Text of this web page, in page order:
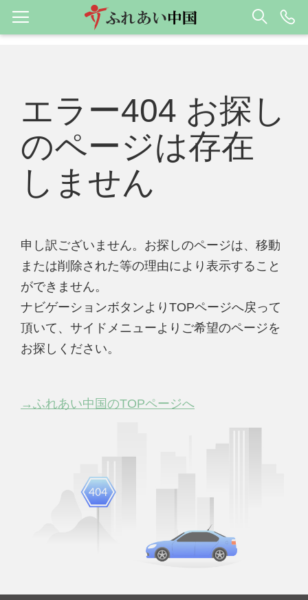
エラー404 お探し
のページは存在
しません
申し訳ございません。お探しのページは、移動
または削除された等の理由により表示すること
ができません。
ナビゲーションボタンよりTOPページへ戻って
頂いて、サイドメニューよりご希望のページを
お探しください。
→ふれあい中国のTOPページへ